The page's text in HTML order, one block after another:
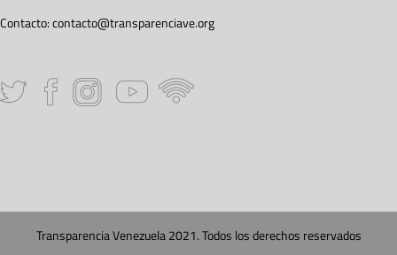
Contacto:contacto@transparenciave.org
Transparencia Venezuela 2021. Todos los derechos reservados